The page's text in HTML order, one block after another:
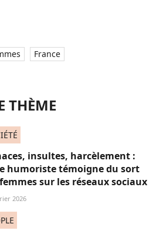
France
THÈME
insultes, harcèlement :
humoriste témoigne du sort
sur les réseaux sociaux
2026